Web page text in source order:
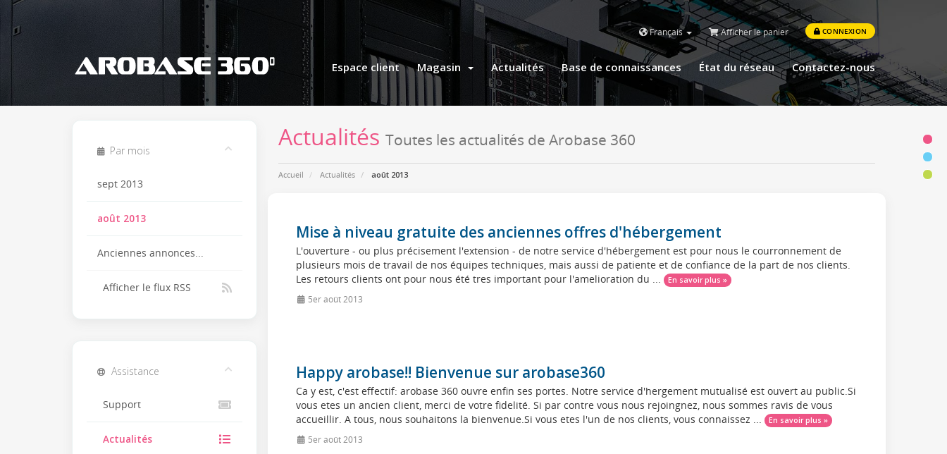
Français Afficher le panier CONNEXION
Espace client Magasin Actualités Base de connaissances État du réseau Contactez-nous
Actualités Toutes les actualités de Arobase 360
Accueil Actualités août 2013
Par mois
sept 2013
août 2013
Anciennes annonces...
Afficher le flux RSS
Mise à niveau gratuite des anciennes offres d'hébergement
L'ouverture - ou plus précisement l'extension - de notre service d'hébergement est pour nous le courronnement de
plusieurs mois de travail de nos équipes techniques, mais aussi de patiente et de confiance de la part de nos clients.
Les retours clients ont pour nous été tres important pour l'amelioration du ...
En savoir plus »
5er août 2013
Happy arobase!! Bienvenue sur arobase360
Ca y est, c'est effectif: arobase 360 ouvre enfin ses portes. Notre service d'hergement mutualisé est ouvert au public.Si
vous etes un ancien client, merci de votre fidelité. Si par contre vous nous rejoingnez, nous sommes ravis de vous
accueillir. A tous, nous souhaitons la bienvenue.Si vous etes l'un de nos clients, vous connaissez ...
En savoir plus »
5er août 2013
Assistance
Support
Actualités